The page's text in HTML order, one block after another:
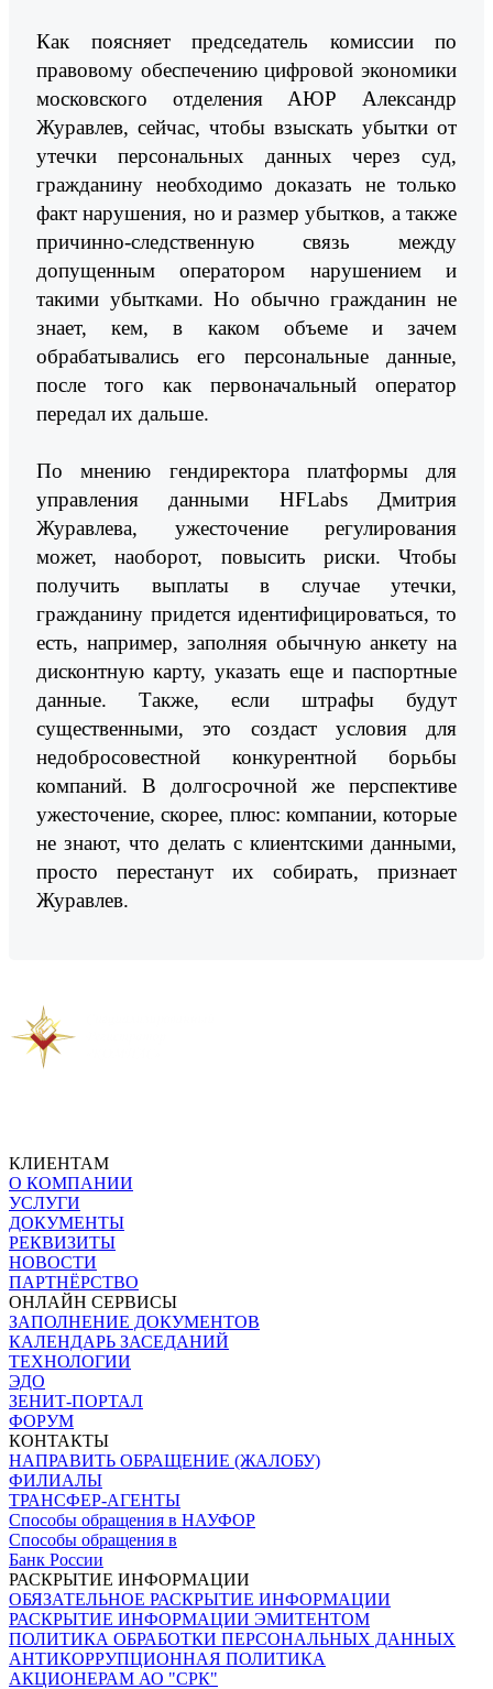
Как поясняет председатель комиссии по
правовому обеспечению цифровой экономики
московского отделения АЮР Александр
Журавлев, сейчас, чтобы взыскать убытки от
утечки персональных данных через суд,
гражданину необходимо доказать не только
факт нарушения, но и размер убытков, а также
причинно-следственную связь между
допущенным оператором нарушением и
такими убытками. Но обычно гражданин не
знает, кем, в каком объеме и зачем
обрабатывались его персональные данные,
после того как первоначальный оператор
передал их дальше.
По мнению гендиректора платформы для
управления данными HFLabs Дмитрия
Журавлева, ужесточение регулирования
может, наоборот, повысить риски. Чтобы
получить выплаты в случае утечки,
гражданину придется идентифицироваться, то
есть, например, заполняя обычную анкету на
дисконтную карту, указать еще и паспортные
данные. Также, если штрафы будут
существенными, это создаст условия для
недобросовестной конкурентной борьбы
компаний. В долгосрочной же перспективе
ужесточение, скорее, плюс: компании, которые
не знают, что делать с клиентскими данными,
просто перестанут их собирать, признает
Журавлев.
КЛИЕНТАМ
О КОМПАНИИ
УСЛУГИ
ДОКУМЕНТЫ
РЕКВИЗИТЫ
НОВОСТИ
ПАРТНЁРСТВО
ОНЛАЙН СЕРВИСЫ
ЗАПОЛНЕНИЕ ДОКУМЕНТОВ
КАЛЕНДАРЬ ЗАСЕДАНИЙ
ТЕХНОЛОГИИ
ЭДО
ЗЕНИТ-ПОРТАЛ
ФОРУМ
КОНТАКТЫ
НАПРАВИТЬ ОБРАЩЕНИЕ (ЖАЛОБУ)
ФИЛИАЛЫ
ТРАНСФЕР-АГЕНТЫ
Способы обращения в НАУФОР
Способы обращения в
Банк России
РАСКРЫТИЕ ИНФОРМАЦИИ
ОБЯЗАТЕЛЬНОЕ РАСКРЫТИЕ ИНФОРМАЦИИ
РАСКРЫТИЕ ИНФОРМАЦИИ ЭМИТЕНТОМ
ПОЛИТИКА ОБРАБОТКИ ПЕРСОНАЛЬНЫХ ДАННЫХ
АНТИКОРРУПЦИОННАЯ ПОЛИТИКА
АКЦИОНЕРАМ АО "СРК"